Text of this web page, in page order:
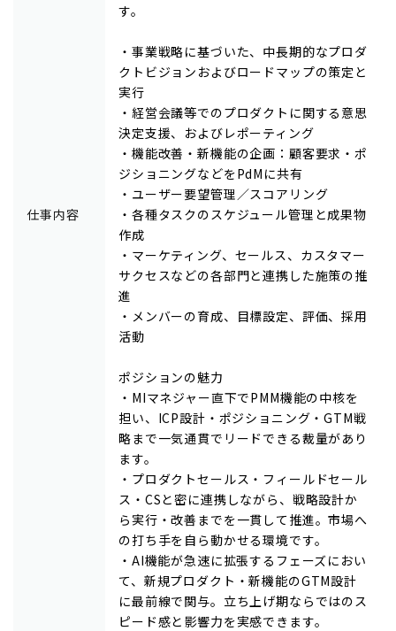
仕事内容
す。
・事業戦略に基づいた、中長期的なプロダ
クトビジョンおよびロードマップの策定と
実行
・経営会議等でのプロダクトに関する意思
決定支援、およびレポーティング
・機能改善・新機能の企画：顧客要求・ポ
ジショニングなどをPdMに共有
・ユーザー要望管理／スコアリング
・各種タスクのスケジュール管理と成果物
作成
・マーケティング、セールス、カスタマー
サクセスなどの各部門と連携した施策の推
進
・メンバーの育成、目標設定、評価、採用
活動
ポジションの魅力
・MIマネジャー直下でPMM機能の中核を
担い、ICP設計・ポジショニング・GTM戦
略まで一気通貫でリードできる裁量があり
ます。
・プロダクトセールス・フィールドセール
ス・CSと密に連携しながら、戦略設計か
ら実行・改善までを一貫して推進。市場へ
の打ち手を自ら動かせる環境です。
・AI機能が急速に拡張するフェーズにおい
て、新規プロダクト・新機能のGTM設計
に最前線で関与。立ち上げ期ならではのス
ピード感と影響力を実感できます。